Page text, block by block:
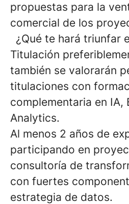
propuestas para la
comercial de los
¿Qué te hará triunfar
Titulación
también se valorarán
titulaciones con
complementaria en IA,
Analytics.
Al menos 2 años de
participando en
consultoría de
con fuertes
estrategia de datos.